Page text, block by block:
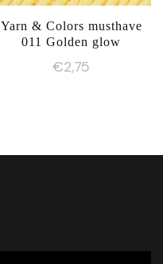
Yarn & Colors musthave
011 Golden glow
€2,75